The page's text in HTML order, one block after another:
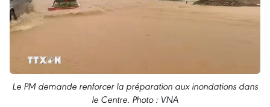
Le PM demande renforcer la préparation aux inondations dans
le Centre. Photo : VNA